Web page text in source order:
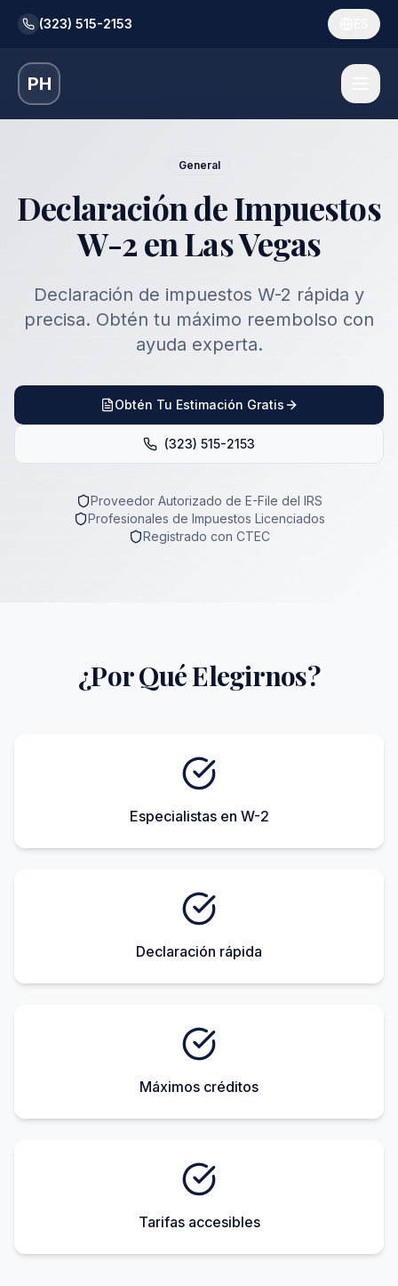
(323) 515-2153
PH
General
Declaración de Impuestos
W-2 en Las Vegas
Declaración de impuestos W-2 rápida y
precisa. Obtén tu máximo reembolso con
ayuda experta.
Obtén Tu Estimación Gratis
(323) 515-2153
Proveedor Autorizado de E-File del IRS
Profesionales de Impuestos Licenciados
Registrado con CTEC
¿Por Qué Elegirnos?
Especialistas en W-2
Declaración rápida
Máximos créditos
Tarifas accesibles